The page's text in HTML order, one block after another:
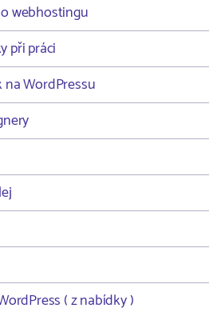
webhostingu
při práci
WordPressu
( z nabídky )